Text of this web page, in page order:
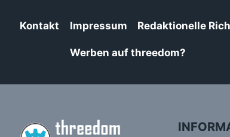
Kontakt Impressum Redaktionelle
Werben auf threedom?